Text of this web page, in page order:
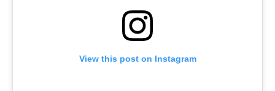
View this post on Instagram